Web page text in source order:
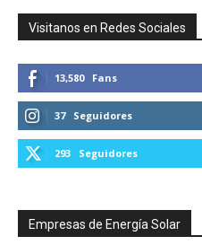
Visitanos en Redes Sociales
13,580 Fans
37 Seguidores
293 Seguidores
Empresas de Energía Solar